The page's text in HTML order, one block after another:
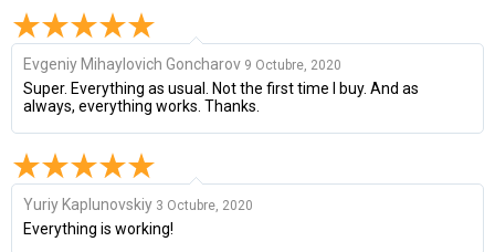
Evgeniy Mihaylovich Goncharov 9 Octubre, 2020
Super. Everything as usual. Not the first time I buy. And as
always, everything works. Thanks.
Yuriy Kaplunovskiy 3 Octubre, 2020
Everything is working!